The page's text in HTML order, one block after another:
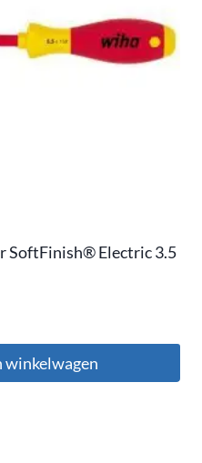
SoftFinish® Electric 3.5
winkelwagen